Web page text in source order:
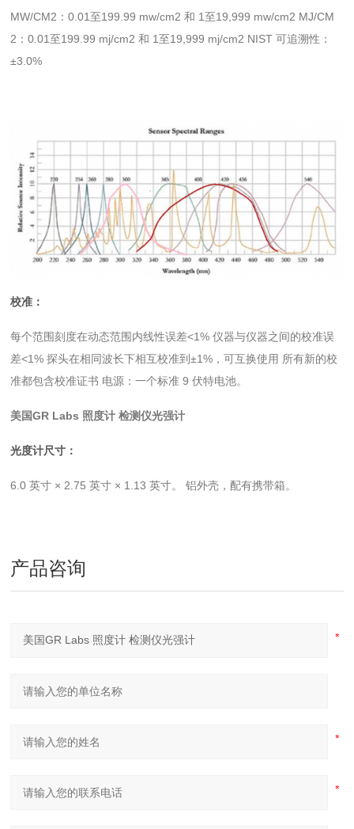
MW/CM2：0.01至199.99 mw/cm2 和 1至19,999 mw/cm2 MJ/CM
2：0.01至199.99 mj/cm2 和 1至19,999 mj/cm2 NIST 可追溯性：
±3.0%
校准：
每个范围刻度在动态范围内线性误差<1% 仪器与仪器之间的校准误
差<1% 探头在相同波长下相互校准到±1%，可互换使用 所有新的校
准都包含校准证书 电源：一个标准 9 伏特电池。
美国GR Labs 照度计 检测仪光强计
光度计尺寸：
6.0 英寸 × 2.75 英寸 × 1.13 英寸。 铝外壳，配有携带箱。
产品咨询